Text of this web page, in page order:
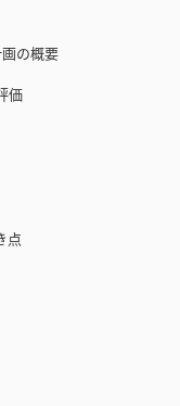
の概要
価
点